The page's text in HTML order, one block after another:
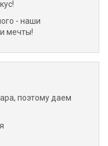
- наши
мечты!
поэтому даем